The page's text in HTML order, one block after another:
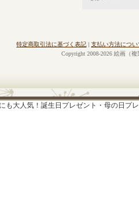
特定商取引法に基づく表記 | 支払い方法につい
Copyright 2008-2026 絵画（
も大人気！誕生日プレゼント・母の日プ